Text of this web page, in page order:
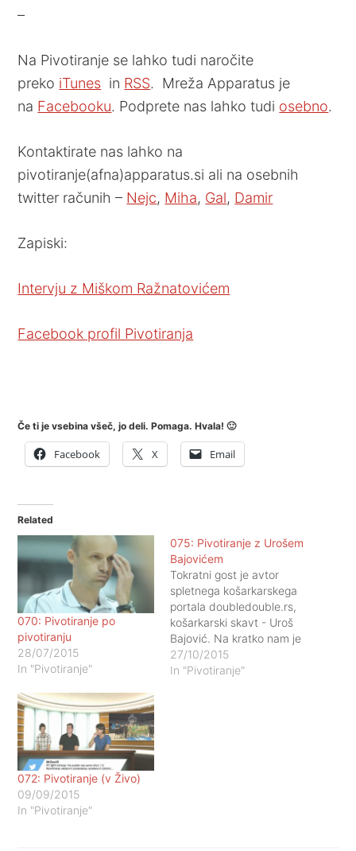
–
Na Pivotiranje se lahko tudi naročite
preko iTunes in RSS. Mreža Apparatus je
na Facebooku. Podprete nas lahko tudi osebno.
Kontaktirate nas lahko na
pivotiranje(afna)apparatus.si ali na osebnih
twitter računih – Nejc, Miha, Gal, Damir
Zapiski:
Intervju z Miškom Ražnatovićem
Facebook profil Pivotiranja
Če ti je vsebina všeč, jo deli. Pomaga. Hvala! 🙂
Facebook X Email
Related
070: Pivotiranje po
pivotiranju
28/07/2015
In "Pivotiranje"
075: Pivotiranje z Urošem
Bajovićem
Tokratni gost je avtor
spletnega košarkarskega
portala doubledouble.rs,
košarkarski skavt - Uroš
Bajović. Na kratko nam je
podal svojo nalizo
nekaterih ekip v letošnji
27/10/2015
In "Pivotiranje"
072: Pivotiranje (v Živo)
09/09/2015
In "Pivotiranje"